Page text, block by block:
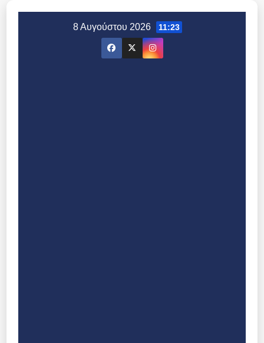
8 Αυγούστου 2026 11:23